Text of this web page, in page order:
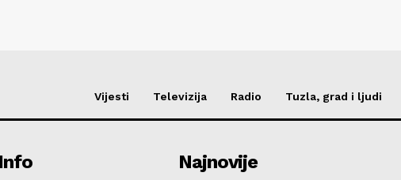
Vijesti Televizija Radio Tuzla, grad i ljudi
Info Najnovije